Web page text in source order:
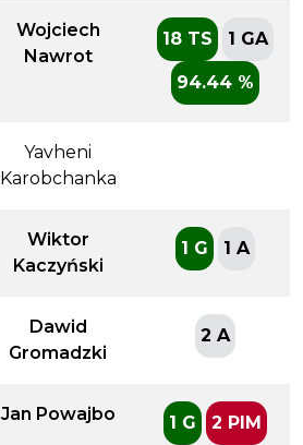
Wojciech
Nawrot
18 TS 1 GA
94.44 %
Yavheni
Karobchanka
Wiktor
Kaczyński
1 G 1 A
Dawid
Gromadzki
2 A
Jan Powajbo 1 G 2 PIM